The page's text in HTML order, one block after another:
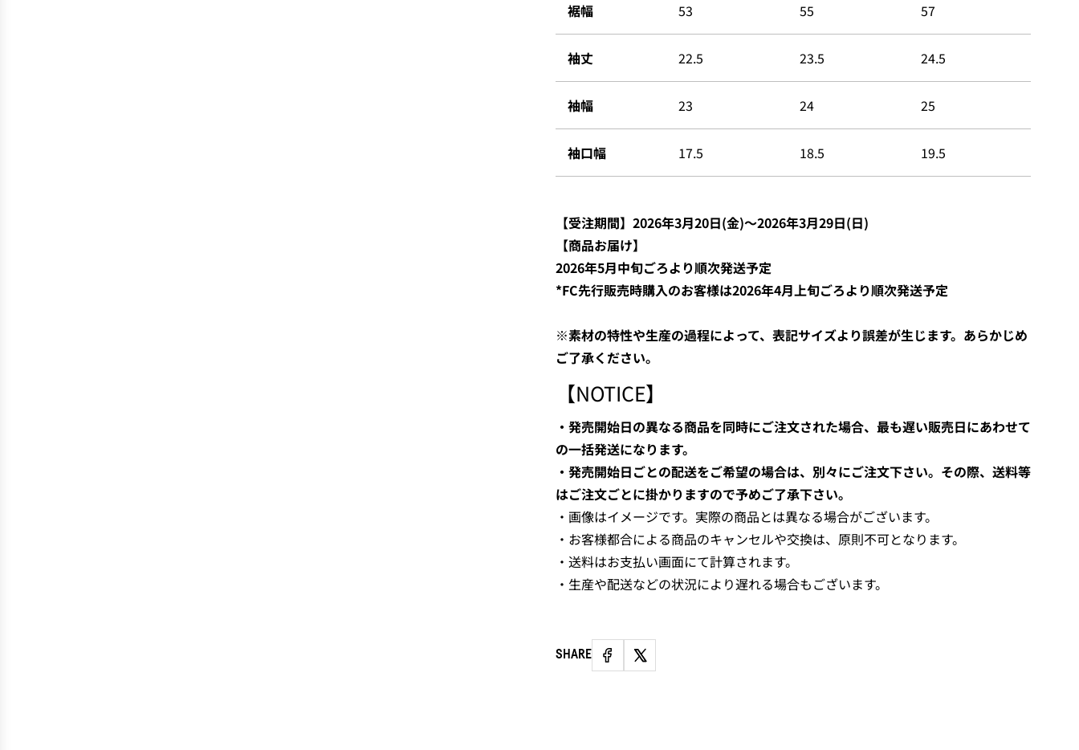
裾幅 53 55 57
袖丈 22.5 23.5 24.5
袖幅 23 24 25
袖口幅 17.5 18.5 19.5
【受注期間】2026年3月20日(金)〜2026年3月29日(日)
【商品お届け】
2026年5月中旬ごろより順次発送予定
*FC先行販売時購入のお客様は2026年4月上旬ごろより順次発送予定
※素材の特性や生産の過程によって、表記サイズより誤差が生じます。あらかじめ
ご了承ください。
【NOTICE】
・発売開始日の異なる商品を同時にご注文された場合、最も遅い販売日にあわせて
の一括発送になります。
・発売開始日ごとの配送をご希望の場合は、別々にご注文下さい。その際、送料等
はご注文ごとに掛かりますので予めご了承下さい。
・画像はイメージです。実際の商品とは異なる場合がございます。
・お客様都合による商品のキャンセルや交換は、原則不可となります。
・送料はお支払い画面にて計算されます。
・生産や配送などの状況により遅れる場合もございます。
SHARE